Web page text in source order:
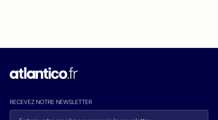
RECEVEZ NOTRE NEWSLETTER